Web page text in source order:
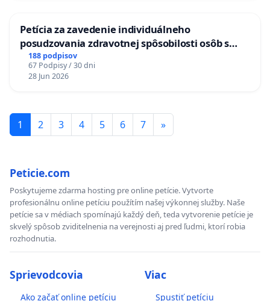
Petícia za zavedenie individuálneho
posudzovania zdravotnej spôsobilosti osôb s
diabetom 1. a 2. typu pri prijímaní do
Policajného zboru SR
188 podpisov
67 Podpisy / 30 dni
28 Jun 2026
1 2 3 4 5 6 7 »
Peticie.com
Poskytujeme zdarma hosting pre online petície. Vytvorte
profesionálnu online petíciu použítím našej výkonnej služby. Naše
petície sa v médiach spomínajú každý deň, teda vytvorenie petície je
skvelý spôsob zviditelnenia na verejnosti aj pred ľudmi, ktorí robia
rozhodnutia.
Sprievodcovia
Ako začať online petíciu
Viac
Spustiť petíciu